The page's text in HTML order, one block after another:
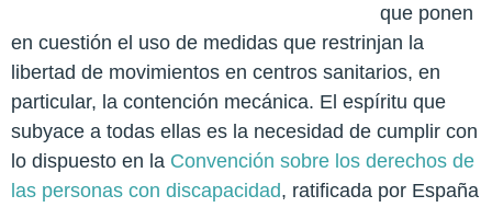
que ponen
en cuestión el uso de medidas que restrinjan la
libertad de movimientos en centros sanitarios, en
particular, la contención mecánica. El espíritu que
subyace a todas ellas es la necesidad de cumplir con
lo dispuesto en la Convención sobre los derechos de
las personas con discapacidad, ratificada por España